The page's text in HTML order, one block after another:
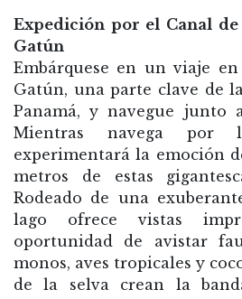
Expedición por el Canal
Gatún
Embárquese en un viaje
Gatún, una parte clave de
Panamá, y navegue junto
Mientras navega por
experimentará la emoción
metros de estas
Rodeado de una
lago ofrece vistas
oportunidad de avistar
monos, aves tropicales y
de la selva crean la